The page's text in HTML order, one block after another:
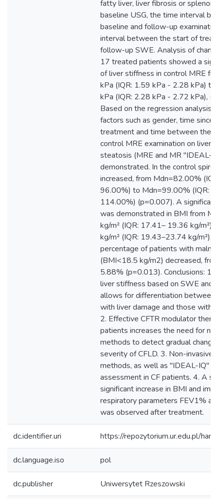
fatty liver, liver fibrosis or
baseline USG, the time interval
baseline and follow-up
interval between the start of
follow-up SWE. Analysis of
17 treated patients showed a
of liver stiffness in control MRE
kPa (IQR: 1.59 kPa - 2.28 kPa)
kPa (IQR: 2.28 kPa - 2.72 kPa),
Based on the regression analysis,
factors such as gender, time since
treatment and time between the
control MRE examination on liver
steatosis (MRE and MR "IDEAL-
demonstrated. In the control
increased, from Mdn=82.00%
96.00%) to Mdn=99.00% (IQR:
114.00%) (p=0.007). A
was demonstrated in BMI from
kg/m² (IQR: 17.41– 19.36 kg/m²)
kg/m² (IQR: 19.43–23.74 kg/m²),
percentage of patients with
(BMI<18.5 kg/m2) decreased,
5.88% (p=0.013). Conclusions: 1.
liver stiffness based on SWE and
allows for differentiation between
with liver damage and those with
2. Effective CFTR modulator
patients increases the need for
methods to detect gradual
severity of CFLD. 3. Non-invasive
methods, as well as "IDEAL-IQ"
assessment in CF patients. 4. A
significant increase in BMI and
respiratory parameters FEV1%
was observed after treatment.
dc.identifier.uri https://repozytorium.ur.edu.pl/
dc.language.iso pol
dc.publisher Uniwersytet Rzeszowski